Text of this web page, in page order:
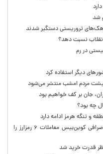
شد
نسبت دهد؟
در رم
دیگر استفاده کرد
مردم امشب منتشر می‌شود
جان بر کف خواهیم بود
چه بود؟
و تنگه هرمز ادامه دارد
آخرین وضعیت بازار رمزارزها در جهان / صرافی کوین‌بیس معاملات ۶ رمزارز را
قدرت خرید شد